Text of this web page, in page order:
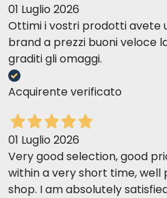
01 Luglio 2026
Ottimi i vostri prodotti avete
brand a prezzi buoni veloce
graditi gli omaggi.
Acquirente verificato
01 Luglio 2026
Very good selection, good
within a very short time, well
shop. I am absolutely